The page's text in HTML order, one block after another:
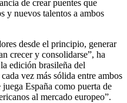
de crear puentes que
y nuevos talentos a ambos
desde el principio, generar
crecer y consolidarse”, ha
edición brasileña del
vez más sólida entre ambos
España como puerta de
al mercado europeo”.